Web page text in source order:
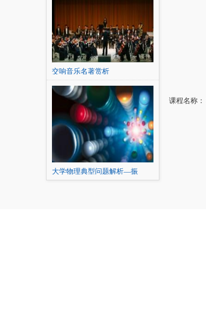
交响音乐名著赏析
大学物理典型问题解析—振
课程名称：